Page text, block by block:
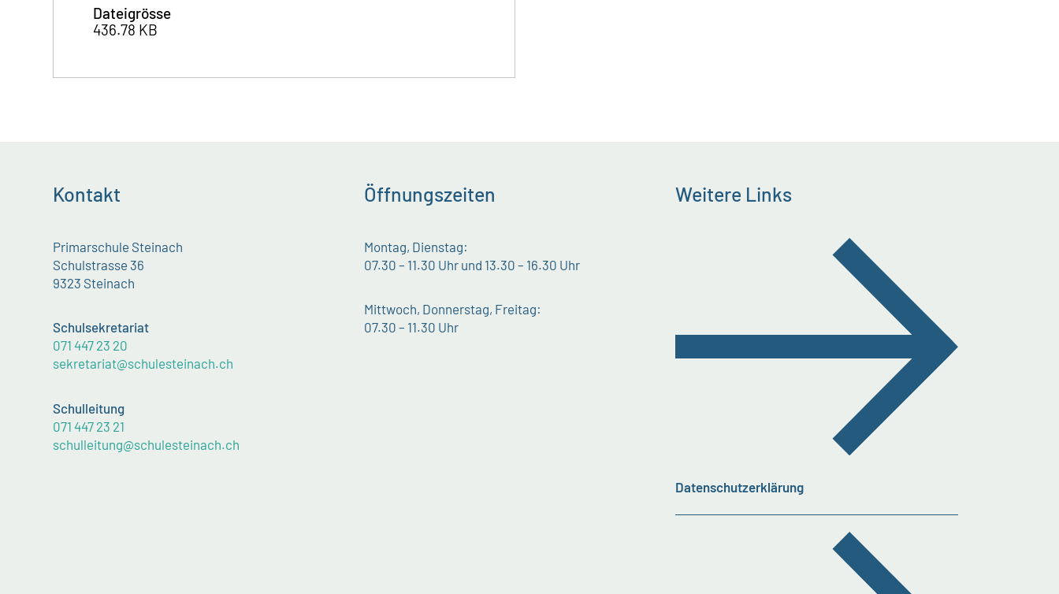
Dateigrösse
436.78 KB
Kontakt
Primarschule Steinach
Schulstrasse 36
9323 Steinach
Schulsekretariat
071 447 23 20
sekretariat@schulesteinach.ch
Schulleitung
071 447 23 21
schulleitung@schulesteinach.ch
Öffnungszeiten
Montag, Dienstag:
07.30 – 11.30 Uhr und 13.30 – 16.30 Uhr
Mittwoch, Donnerstag, Freitag:
07.30 – 11.30 Uhr
Weitere Links
Datenschutzerklärung